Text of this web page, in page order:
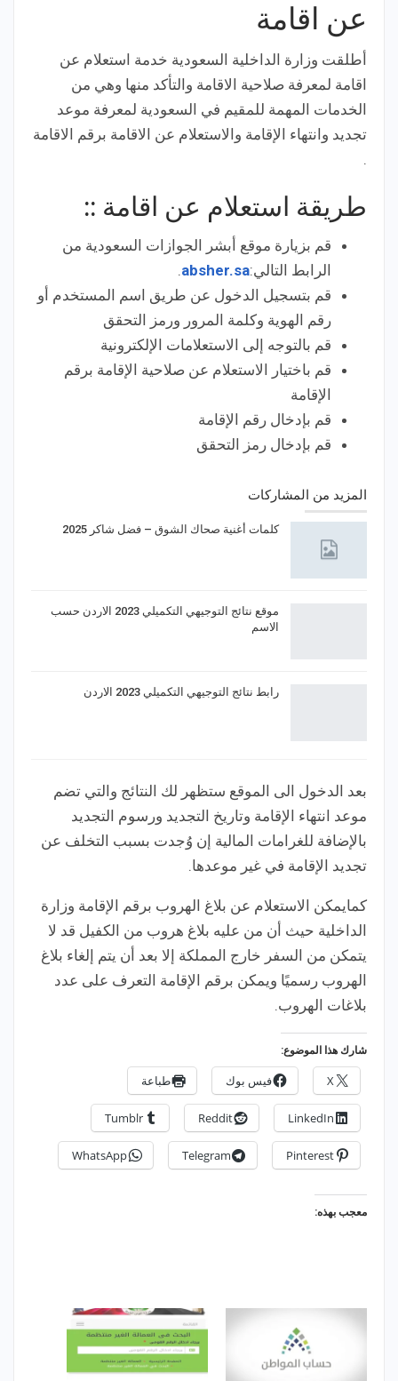
عن اقامة
أطلقت وزارة الداخلية السعودية خدمة استعلام عن
اقامة لمعرفة صلاحية الاقامة والتأكد منها وهي من
الخدمات المهمة للمقيم في السعودية لمعرفة موعد
تجديد وانتهاء الإقامة والاستعلام عن الاقامة برقم الاقامة
.
طريقة استعلام عن اقامة ::
قم بزيارة موقع أبشر الجوازات السعودية من
الرابط التالي:absher.sa
.
قم بتسجيل الدخول عن طريق اسم المستخدم أو
رقم الهوية وكلمة المرور ورمز التحقق
قم بالتوجه إلى الاستعلامات الإلكترونية
قم باختيار الاستعلام عن صلاحية الإقامة برقم
الإقامة
قم بإدخال رقم الإقامة
قم بإدخال رمز التحقق
المزيد من المشاركات
كلمات أغنية صحاك الشوق – فضل شاكر 2025
موقع نتائج التوجيهي التكميلي 2023 الاردن حسب
الاسم
رابط نتائج التوجيهي التكميلي 2023 الاردن
بعد الدخول الى الموقع ستظهر لك النتائج والتي تضم
موعد انتهاء الإقامة وتاريخ التجديد ورسوم التجديد
بالإضافة للغرامات المالية إن وُجدت بسبب التخلف عن
تجديد الإقامة في غير موعدها.
كمايمكن الاستعلام عن بلاغ الهروب برقم الإقامة وزارة
الداخلية حيث أن من عليه بلاغ هروب من الكفيل قد لا
يتمكن من السفر خارج المملكة إلا بعد أن يتم إلغاء بلاغ
الهروب رسميًا ويمكن برقم الإقامة التعرف على عدد
بلاغات الهروب.
شارك هذا الموضوع:
X فيس بوك طباعة
LinkedIn
Reddit
Tumblr
Pinterest
Telegram
WhatsApp
معجب بهذه: